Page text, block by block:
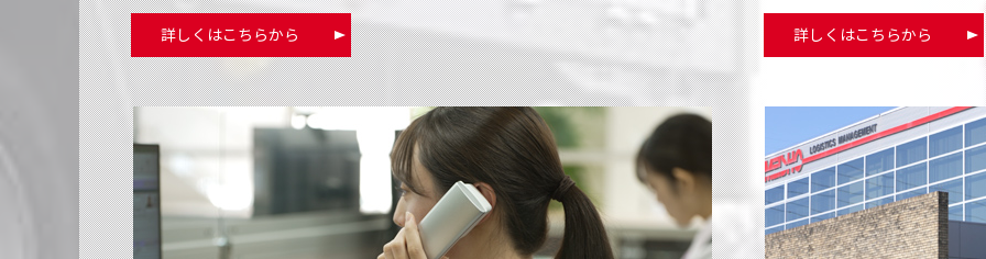
詳しくはこちらから 詳しくはこちらから